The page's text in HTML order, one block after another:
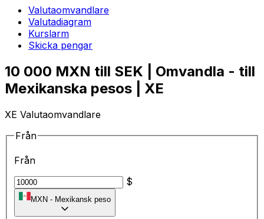
Valutaomvandlare
Valutadiagram
Kurslarm
Skicka pengar
10 000 MXN till SEK | Omvandla - till
Mexikanska pesos | XE
XE Valutaomvandlare
Från
Från
$
MXN - Mexikansk peso